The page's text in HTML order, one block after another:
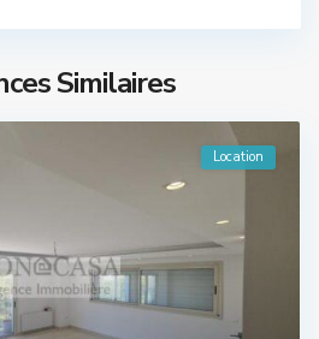
Similaires
Location